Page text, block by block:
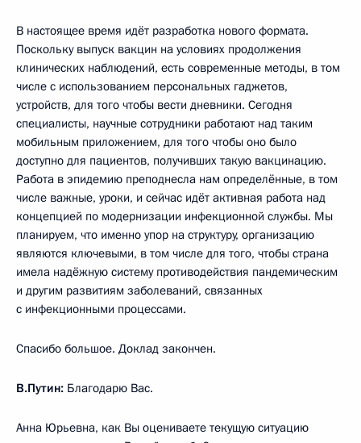
В настоящее время идёт разработка нового формата.
Поскольку выпуск вакцин на условиях продолжения
клинических наблюдений, есть современные методы, в том
числе с использованием персональных гаджетов,
устройств, для того чтобы вести дневники. Сегодня
специалисты, научные сотрудники работают над таким
мобильным приложением, для того чтобы оно было
доступно для пациентов, получивших такую вакцинацию.
Работа в эпидемию преподнесла нам определённые, в том
числе важные, уроки, и сейчас идёт активная работа над
концепцией по модернизации инфекционной службы. Мы
планируем, что именно упор на структуру, организацию
являются ключевыми, в том числе для того, чтобы страна
имела надёжную систему противодействия пандемическим
и другим развитиям заболеваний, связанных
с инфекционными процессами.
Спасибо большое. Доклад закончен.
В.Путин: Благодарю Вас.
Анна Юрьевна, как Вы оцениваете текущую ситуацию